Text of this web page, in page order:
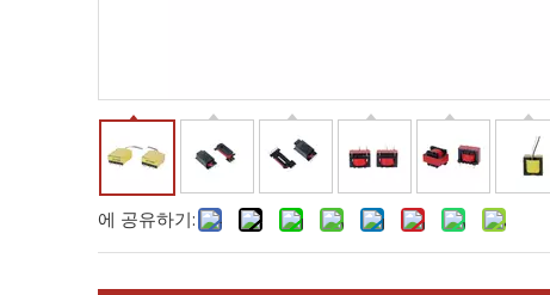
에 공유하기: